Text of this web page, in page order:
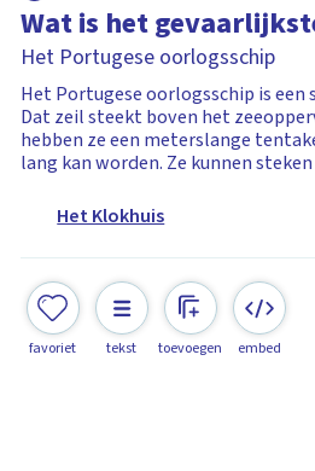
Wat is het
Het Portugese oorlogsschip
Het Portugese oorlogsschip is
Dat zeil steekt boven het
hebben ze een meterslange
lang kan worden. Ze kunnen
Het Klokhuis
favoriet tekst toevoegen embed